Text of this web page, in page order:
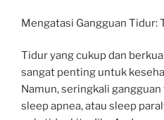
Mengatasi Gangguan Tidur:
Tidur yang cukup dan
sangat penting untuk
Namun, seringkali
sleep apnea, atau sleep